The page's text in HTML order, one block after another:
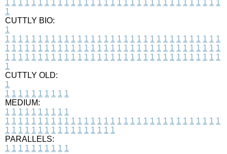
1 1 1 1 1 1 1 1 1 1 1 1 1 1 1 1 1 1 1 1 1 1 1 1 1 1 1 1 1 1 1 1 1
1
CUTTLY BIO:
1
1 1 1 1 1 1 1 1 1 1 1 1 1 1 1 1 1 1 1 1 1 1 1 1 1 1 1 1 1 1 1 1 1
1 1 1 1 1 1 1 1 1 1 1 1 1 1 1 1 1 1 1 1 1 1 1 1 1 1 1 1 1 1 1 1 1
1 1 1 1 1 1 1 1 1 1 1 1 1 1 1 1 1 1 1 1 1 1 1 1 1 1 1 1 1 1 1 1 1
1
CUTTLY OLD:
1
1 1 1 1 1 1 1 1 1 1
MEDIUM:
1 1 1 1 1 1 1 1 1 1
1 1 1 1 1 1 1 1 1 1 1 1 1 1 1 1 1 1 1 1 1 1 1 1 1 1 1 1 1 1 1 1 1
1 1 1 1 1 1 1 1 1 1 1 1 1 1 1 1 1
PARALLELS:
1 1 1 1 1 1 1 1 1 1